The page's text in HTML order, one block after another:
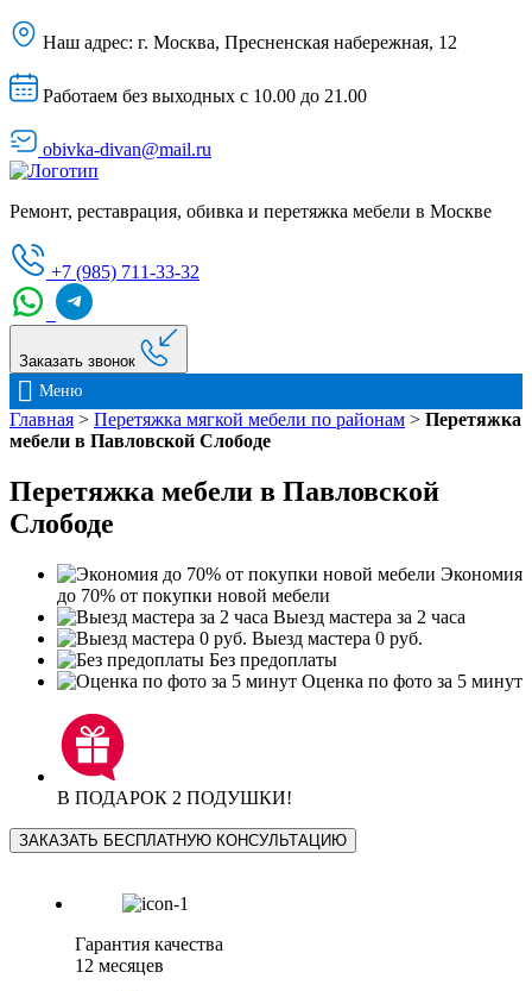
Наш адрес: г. Москва, Пресненская набережная, 12
Работаем без выходных с 10.00 до 21.00
obivka-divan@mail.ru
Ремонт, реставрация, обивка и перетяжка мебели в Москве
+7 (985) 711-33-32
Заказать звонок
Меню
Главная > Перетяжка мягкой мебели по районам > Перетяжка
мебели в Павловской Слободе
Перетяжка мебели в Павловской
Слободе
Экономия
до 70% от покупки новой мебели
Выезд мастера за 2 часа
Выезд мастера 0 руб.
Без предоплаты
Оценка по фото за 5 минут
В ПОДАРОК 2 ПОДУШКИ!
ЗАКАЗАТЬ БЕСПЛАТНУЮ КОНСУЛЬТАЦИЮ
Гарантия качества
12 месяцев